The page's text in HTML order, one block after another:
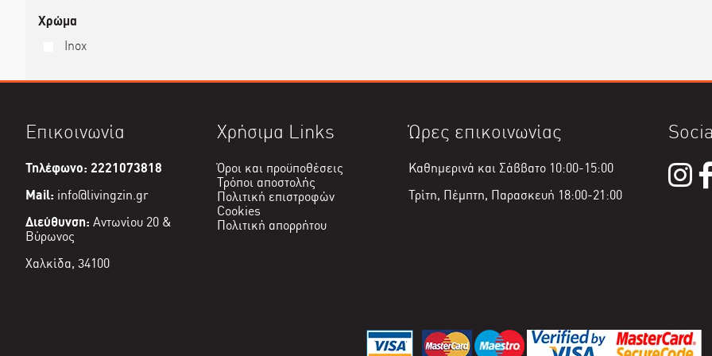
Χρώμα
Inox
Επικοινωνία
Τηλέφωνο: 2221073818
Mail: info@livingzin.gr
Διεύθυνση: Αντωνίου 20 &
Βύρωνος
Χαλκίδα, 34100
Χρήσιμα Links
Όροι και προϋποθέσεις
Τρόποι αποστολής
Πολιτική επιστροφών
Cookies
Πολιτική απορρήτου
Ώρες επικοινωνίας
Καθημερινά και Σάββατο 10:00-15:00
Τρίτη, Πέμπτη, Παρασκευή 18:00-21:00